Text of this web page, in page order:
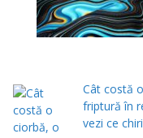
Cât costă
friptură în
vezi ce